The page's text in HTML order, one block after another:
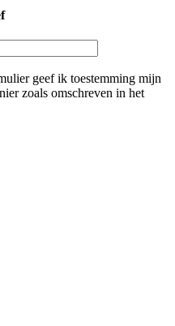
geef ik toestemming mijn
zoals omschreven in het